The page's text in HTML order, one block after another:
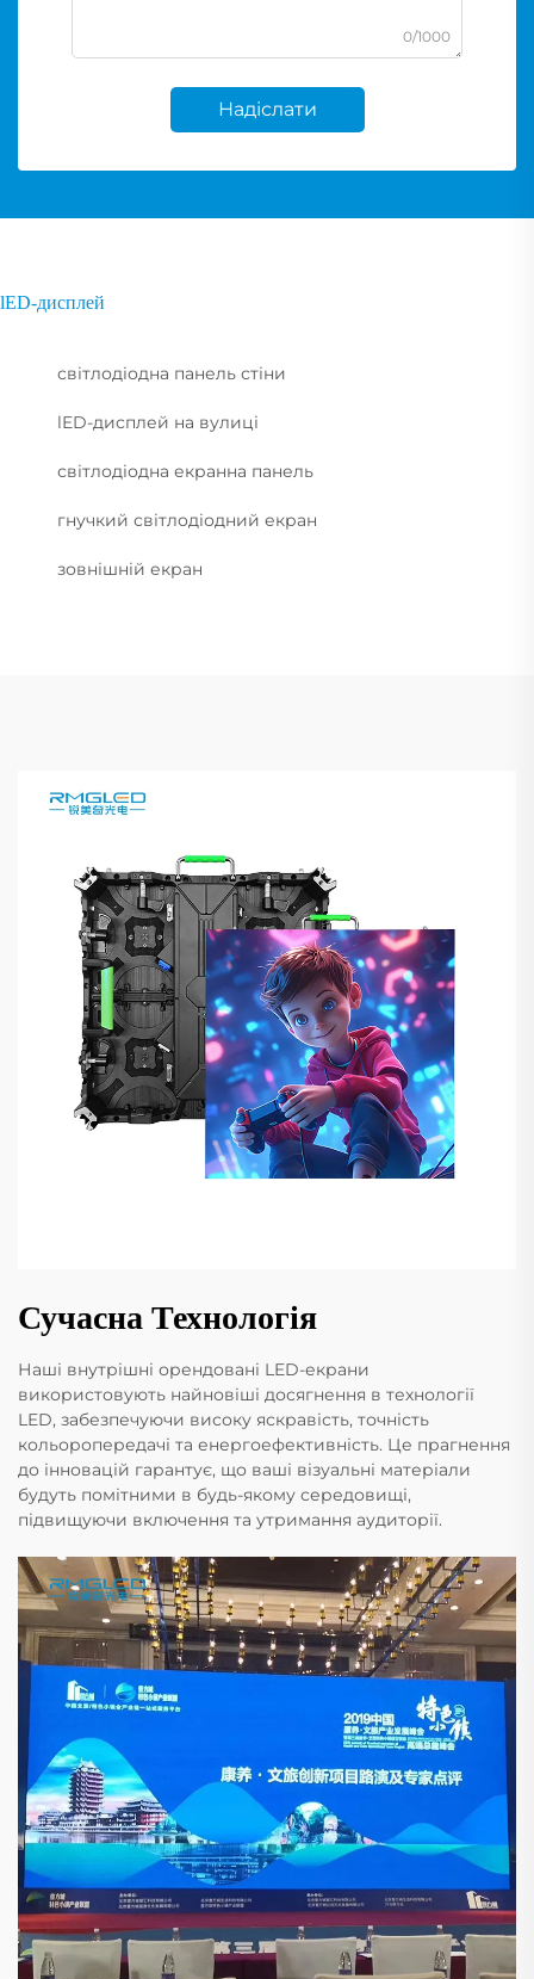
0/1000
Надіслати
lED-дисплей
світлодіодна панель стіни
lED-дисплей на вулиці
світлодіодна екранна панель
гнучкий світлодіодний екран
зовнішній екран
Сучасна Технологія
Наші внутрішні орендовані LED-екрани
використовують найновіші досягнення в технології
LED, забезпечуючи високу яскравість, точність
кольоропередачі та енергоефективність. Це прагнення
до інновацій гарантує, що ваші візуальні матеріали
будуть помітними в будь-якому середовищі,
підвищуючи включення та утримання аудиторії.